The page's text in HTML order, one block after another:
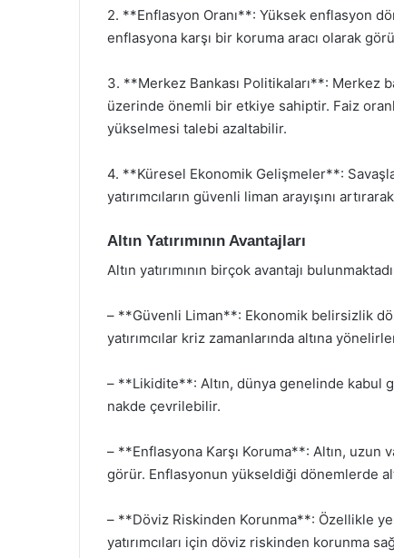
2. **Enflasyon Oranı**: Yüksek enflasyon
enflasyona karşı bir koruma aracı olarak
3. **Merkez Bankası Politikaları**: Merkez
üzerinde önemli bir etkiye sahiptir. Faiz
yükselmesi talebi azaltabilir.
4. **Küresel Ekonomik Gelişmeler**:
yatırımcıların güvenli liman arayışını
Altın Yatırımının Avantajları
Altın yatırımının birçok avantajı
– **Güvenli Liman**: Ekonomik belirsizlik
yatırımcılar kriz zamanlarında altına
– **Likidite**: Altın, dünya genelinde kabul
nakde çevrilebilir.
– **Enflasyona Karşı Koruma**: Altın, uzun
görür. Enflasyonun yükseldiği dönemlerde
– **Döviz Riskinden Korunma**: Özellikle
yatırımcıları için döviz riskinden korunma